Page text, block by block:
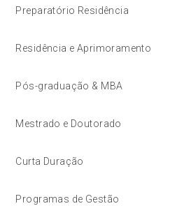
Preparatório Residência
Residência e Aprimoramento
Pós-graduação & MBA
Mestrado e Doutorado
Curta Duração
Programas de Gestão